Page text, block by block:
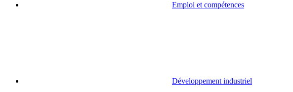
Emploi et compétences
Développement industriel